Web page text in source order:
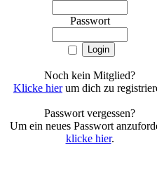
Passwort
Noch kein Mitglied?
Klicke hierum dich zu
Passwort vergessen?
Um ein neues Passwort
klicke hier.